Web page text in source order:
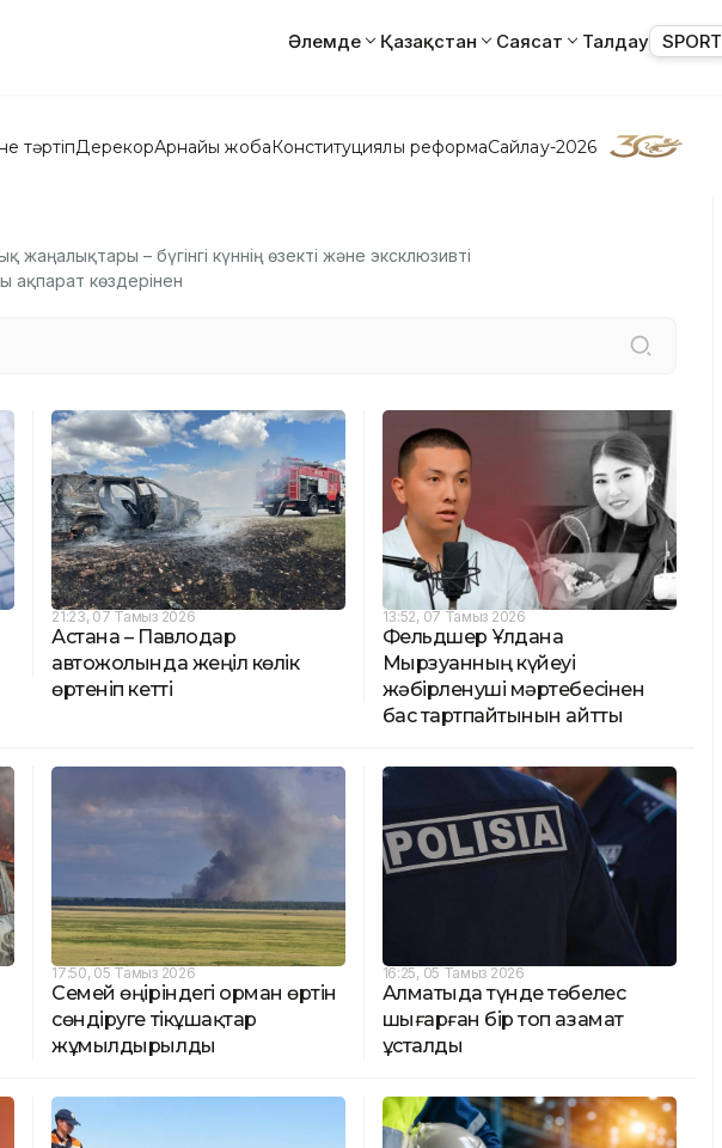
Әлемде Қазақстан Саясат Талдау SPORT
тәртіпДерекқорАрнайы жобаКонституциялық реформаСайлау-2026
жаңалықтары – бүгінгі күннің өзекті және эксклюзивті
ақпарат көздерінен
21:23, 07 Тамыз 2026
Астана – Павлодар
автожолында жеңіл көлік
өртеніп кетті
13:52, 07 Тамыз 2026
Фельдшер Ұлдана
Мырзуанның күйеуі
жәбірленуші мәртебесінен
бас тартпайтынын айтты
17:50, 05 Тамыз 2026
Семей өңіріндегі орман өртін
сөндіруге тікұшақтар
жұмылдырылды
16:25, 05 Тамыз 2026
Алматыда түнде төбелес
шығарған бір топ азамат
ұсталды